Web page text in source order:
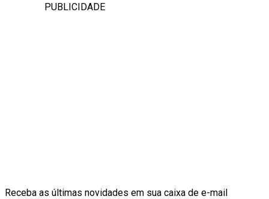
PUBLICIDADE
Receba as últimas novidades em sua caixa de e-mail